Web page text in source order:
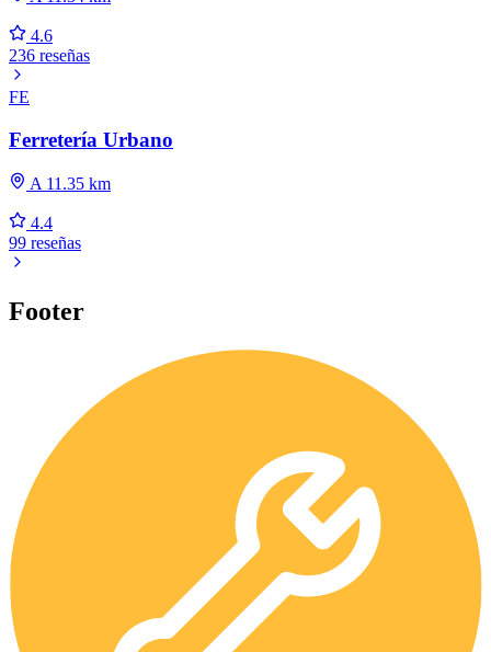
4.6
236 reseñas
FE
Ferretería Urbano
A 11.35 km
4.4
99 reseñas
Footer